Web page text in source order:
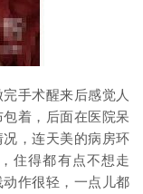
手术醒来后感觉人
着，后面在医院呆
，连天美的病房环
住得都有点不想走
作很轻，一点儿都